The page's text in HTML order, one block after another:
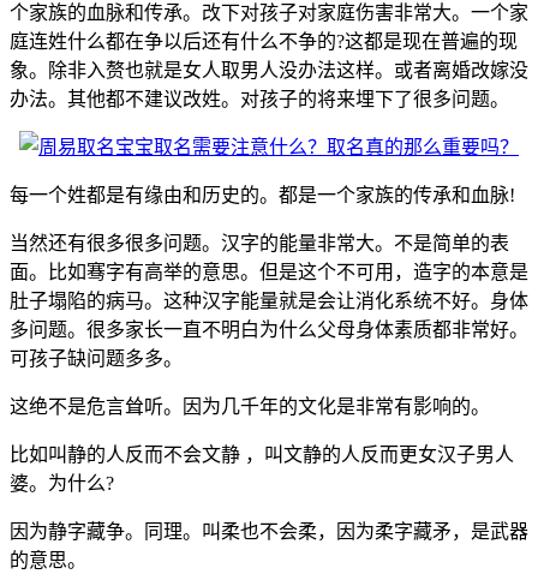
个家族的血脉和传承。改下对孩子对家庭伤害非常大。一个家
庭连姓什么都在争以后还有什么不争的?这都是现在普遍的现
象。除非入赘也就是女人取男人没办法这样。或者离婚改嫁没
办法。其他都不建议改姓。对孩子的将来埋下了很多问题。
每一个姓都是有缘由和历史的。都是一个家族的传承和血脉!
当然还有很多很多问题。汉字的能量非常大。不是简单的表
面。比如骞字有高举的意思。但是这个不可用，造字的本意是
肚子塌陷的病马。这种汉字能量就是会让消化系统不好。身体
多问题。很多家长一直不明白为什么父母身体素质都非常好。
可孩子缺问题多多。
这绝不是危言耸听。因为几千年的文化是非常有影响的。
比如叫静的人反而不会文静 ，叫文静的人反而更女汉子男人
婆。为什么?
因为静字藏争。同理。叫柔也不会柔，因为柔字藏矛，是武器
的意思。